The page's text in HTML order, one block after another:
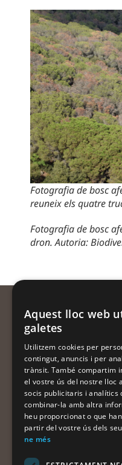
Fotografia de bosc
reuneix els quatre
Fotografia de bosc
dron. Autoria:
Entitat
coordinadora
Amb
el
de
Amb
la
de
Participa
aconseguir?
Com ens
pots
ajudar?
Què farem
amb les
observacions?
Aquest lloc web
galetes
Utilitzem cookies per
contingut, anuncis i per
trànsit. També compartim
el vostre ús del nostre lloc
socis publicitaris i analítics
combinar-la amb altra
heu proporcionat o que
partir del vostre ús dels
ne més